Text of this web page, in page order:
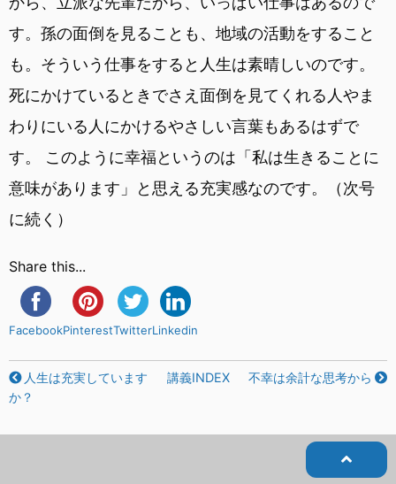
す。孫の面倒を見ることも、地域の活動をすること
も。そういう仕事をすると人生は素晴しいのです。
死にかけているときでさえ面倒を見てくれる人やま
わりにいる人にかけるやさしい言葉もあるはずで
す。 このように幸福というのは「私は生きることに
意味があります」と思える充実感なのです。（次号
に続く）
Share this...
FacebookPinterestTwitterLinkedin
人生は充実しています
か？
講義INDEX 不幸は余計な思考から